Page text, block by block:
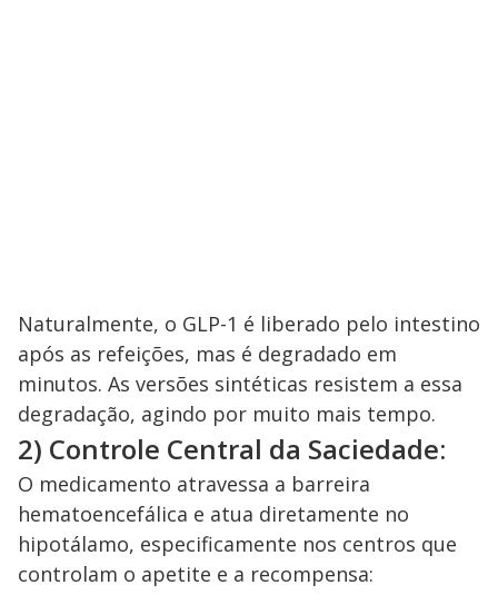
Naturalmente, o GLP-1 é liberado pelo intestino
após as refeições, mas é degradado em
minutos. As versões sintéticas resistem a essa
degradação, agindo por muito mais tempo.
2) Controle Central da Saciedade:
O medicamento atravessa a barreira
hematoencefálica e atua diretamente no
hipotálamo, especificamente nos centros que
controlam o apetite e a recompensa: